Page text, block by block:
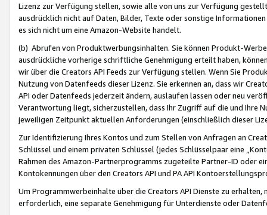
Lizenz zur Verfügung stellen, sowie alle von uns zur Verfügung
ausdrücklich nicht auf Daten, Bilder, Texte oder sonstige
es sich nicht um eine Amazon-Website handelt.
(b) Abrufen von Produktwerbungsinhalten. Sie können Produkt-
ausdrückliche vorherige schriftliche Genehmigung erteilt haben,
wir über die Creators API Feeds zur Verfügung stellen. Wenn Sie
Nutzung von Datenfeeds dieser Lizenz. Sie erkennen an, dass wir
API oder Datenfeeds jederzeit ändern, auslaufen lassen oder neu
Verantwortung liegt, sicherzustellen, dass Ihr Zugriff auf die und Ihre
jeweiligen Zeitpunkt aktuellen Anforderungen (einschließlich dieser
Zur Identifizierung Ihres Kontos und zum Stellen von Anfragen an
Schlüssel und einem privaten Schlüssel (jedes Schlüsselpaar eine
Rahmen des Amazon-Partnerprogramms zugeteilte Partner-ID oder
Kontokennungen über den Creators API und PA API
Um Programmwerbeinhalte über die Creators API Dienste zu
erforderlich, eine separate Genehmigung für Unterdienste oder